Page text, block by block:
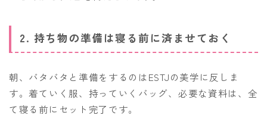
2. 持ち物の準備は寝る前に済ませておく
朝、バタバタと準備をするのはESTJの美学に反しま
す。着ていく服、持っていくバッグ、必要な資料は、全
て寝る前にセット完了です。